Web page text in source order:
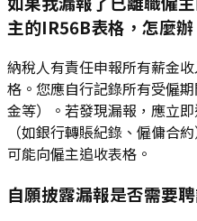
主的IR56B表格，怎麼辦
納稅人有責任申報所有薪金
格。您應自行記錄所有受僱
金等）。若發現漏報，應立
（如銀行轉賬紀錄、僱傭合
可能向僱主追收表格。
自願披露漏報是否需要